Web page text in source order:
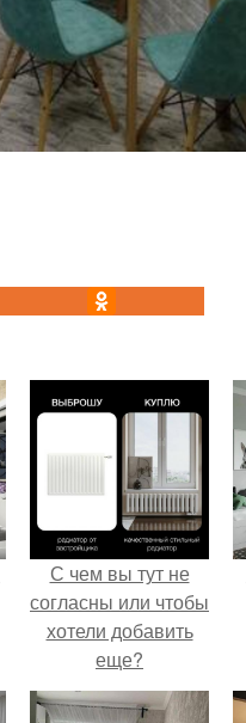
С чем вы тут не
согласны или чтобы
хотели добавить
еще?